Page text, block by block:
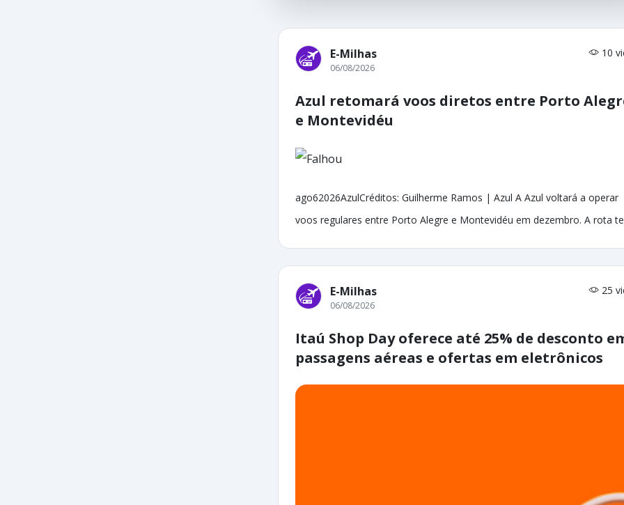
E-Milhas 10
06/08/2026
Azul retomará voos diretos entre Porto
e Montevidéu
ago62026AzulCréditos: Guilherme Ramos | Azul A Azul voltará a operar
voos regulares entre Porto Alegre e Montevidéu em dezembro. A rota
E-Milhas 25
06/08/2026
Itaú Shop Day oferece até 25% de desconto
passagens aéreas e ofertas em eletrônicos